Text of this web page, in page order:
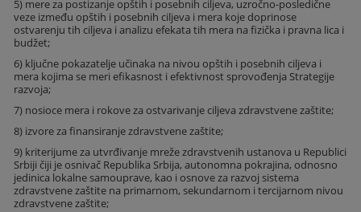
5) mere za postizanje opštih i posebnih ciljeva, uzročno-posledične
veze između opštih i posebnih ciljeva i mera koje doprinose
ostvarenju tih ciljeva i analizu efekata tih mera na fizička i pravna lica i
budžet;
6) ključne pokazatelje učinaka na nivou opštih i posebnih ciljeva i
mera kojima se meri efikasnost i efektivnost sprovođenja Strategije
razvoja;
7) nosioce mera i rokove za ostvarivanje ciljeva zdravstvene zaštite;
8) izvore za finansiranje zdravstvene zaštite;
9) kriterijume za utvrđivanje mreže zdravstvenih ustanova u Republici
Srbiji čiji je osnivač Republika Srbija, autonomna pokrajina, odnosno
jedinica lokalne samouprave, kao i osnove za razvoj sistema
zdravstvene zaštite na primarnom, sekundarnom i tercijarnom nivou
zdravstvene zaštite;